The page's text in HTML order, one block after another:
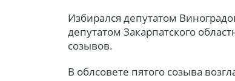
Избирался депутатом
депутатом Закарпатского
созывов.
В облсовете пятого созыва